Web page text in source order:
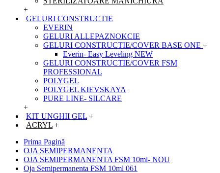
+
GELURI CONSTRUCTIE
EVERIN
GELURI ALLEPAZNOKCIE
GELURI CONSTRUCTIE/COVER BASE ONE +
Everin- Easy Leveling NEW
GELURI CONSTRUCTIE/COVER FSM
PROFESSIONAL
POLYGEL
POLYGEL KIEVSKAYA
PURE LINE- SILCARE
+
KIT UNGHII GEL +
ACRYL +
Prima Pagină
OJA SEMIPERMANENTA
OJA SEMIPERMANENTA FSM 10ml- NOU
Oja Semipermanenta FSM 10ml 061